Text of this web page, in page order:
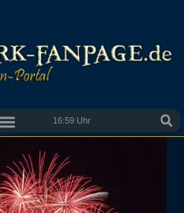
16:59 Uhr